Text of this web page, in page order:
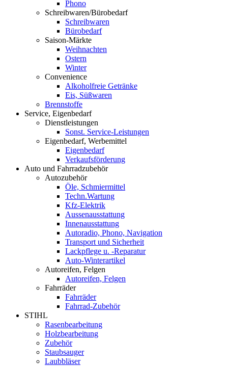
Phono
Schreibwaren/Bürobedarf
Schreibwaren
Bürobedarf
Saison-Märkte
Weihnachten
Ostern
Winter
Convenience
Alkoholfreie Getränke
Eis, Süßwaren
Brennstoffe
Service, Eigenbedarf
Dienstleistungen
Sonst. Service-Leistungen
Eigenbedarf, Werbemittel
Eigenbedarf
Verkaufsförderung
Auto und Fahrradzubehör
Autozubehör
Öle, Schmiermittel
Techn.Wartung
Kfz-Elektrik
Aussenausstattung
Innenausstattung
Autoradio, Phono, Navigation
Transport und Sicherheit
Lackpflege u. -Reparatur
Auto-Winterartikel
Autoreifen, Felgen
Autoreifen, Felgen
Fahrräder
Fahrräder
Fahrrad-Zubehör
STIHL
Rasenbearbeitung
Holzbearbeitung
Zubehör
Staubsauger
Laubbläser